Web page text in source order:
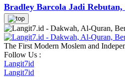
Bradley Barcola Jadi
The First Modern Moslem and
Follow Us :
Langit7id
Langit7id